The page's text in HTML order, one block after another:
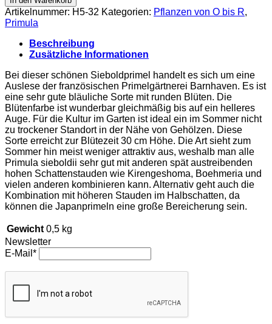
'Manakoora'
Menge
Artikelnummer: H5-32 Kategorien: Pflanzen von O bis R,
Primula
Beschreibung
Zusätzliche Informationen
Bei dieser schönen Sieboldprimel handelt es sich um eine
Auslese der französischen Primelgärtnerei Barnhaven. Es ist
eine sehr gute bläuliche Sorte mit runden Blüten. Die
Blütenfarbe ist wunderbar gleichmäßig bis auf ein helleres
Auge. Für die Kultur im Garten ist ideal ein im Sommer nicht
zu trockener Standort in der Nähe von Gehölzen. Diese
Sorte erreicht zur Blütezeit 30 cm Höhe. Die Art sieht zum
Sommer hin meist weniger attraktiv aus, weshalb man alle
Primula sieboldii sehr gut mit anderen spät austreibenden
hohen Schattenstauden wie Kirengeshoma, Boehmeria und
vielen anderen kombinieren kann. Alternativ geht auch die
Kombination mit höheren Stauden im Halbschatten, da
können die Japanprimeln eine große Bereicherung sein.
Gewicht 0,5 kg
Newsletter
E-Mail*